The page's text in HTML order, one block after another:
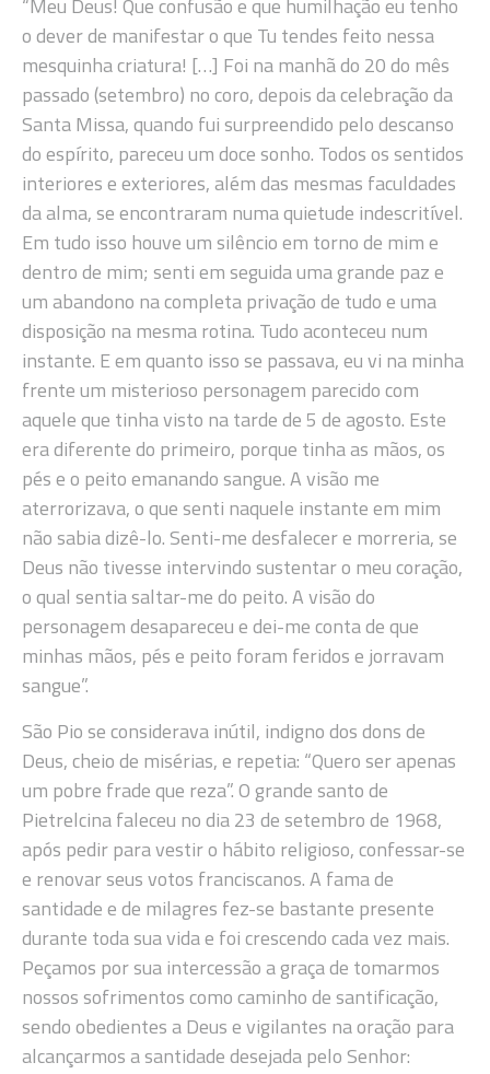
“Meu Deus! Que confusão e que humilhação eu tenho
o dever de manifestar o que Tu tendes feito nessa
mesquinha criatura! […] Foi na manhã do 20 do mês
passado (setembro) no coro, depois da celebração da
Santa Missa, quando fui surpreendido pelo descanso
do espírito, pareceu um doce sonho. Todos os sentidos
interiores e exteriores, além das mesmas faculdades
da alma, se encontraram numa quietude indescritível.
Em tudo isso houve um silêncio em torno de mim e
dentro de mim; senti em seguida uma grande paz e
um abandono na completa privação de tudo e uma
disposição na mesma rotina. Tudo aconteceu num
instante. E em quanto isso se passava, eu vi na minha
frente um misterioso personagem parecido com
aquele que tinha visto na tarde de 5 de agosto. Este
era diferente do primeiro, porque tinha as mãos, os
pés e o peito emanando sangue. A visão me
aterrorizava, o que senti naquele instante em mim
não sabia dizê-lo. Senti-me desfalecer e morreria, se
Deus não tivesse intervindo sustentar o meu coração,
o qual sentia saltar-me do peito. A visão do
personagem desapareceu e dei-me conta de que
minhas mãos, pés e peito foram feridos e jorravam
sangue”.
São Pio se considerava inútil, indigno dos dons de
Deus, cheio de misérias, e repetia: “Quero ser apenas
um pobre frade que reza”. O grande santo de
Pietrelcina faleceu no dia 23 de setembro de 1968,
após pedir para vestir o hábito religioso, confessar-se
e renovar seus votos franciscanos. A fama de
santidade e de milagres fez-se bastante presente
durante toda sua vida e foi crescendo cada vez mais.
Peçamos por sua intercessão a graça de tomarmos
nossos sofrimentos como caminho de santificação,
sendo obedientes a Deus e vigilantes na oração para
alcançarmos a santidade desejada pelo Senhor: